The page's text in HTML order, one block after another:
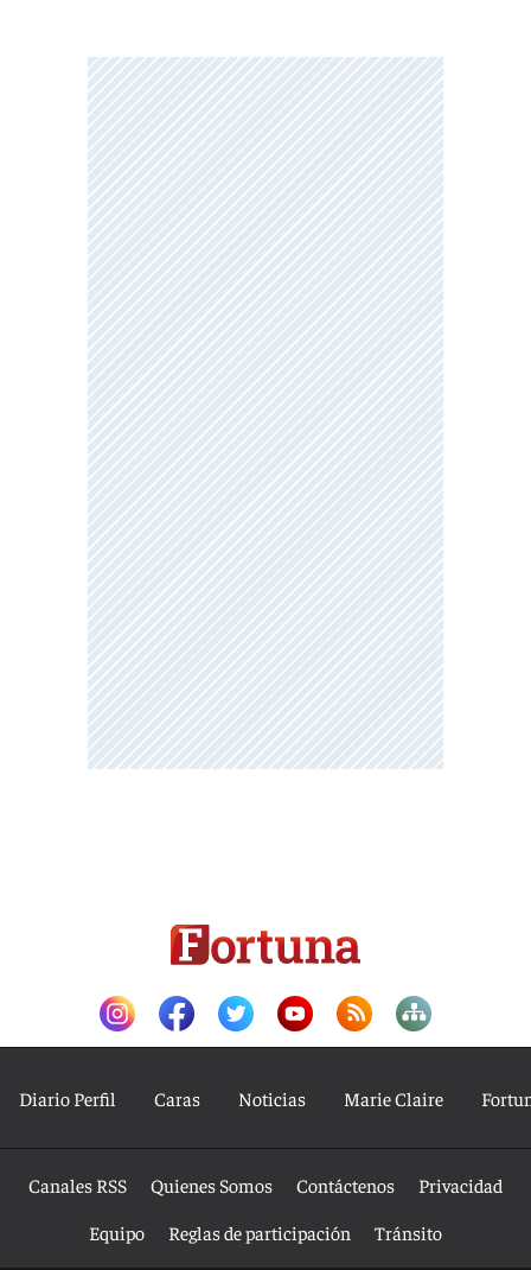
Diario Perfil Caras Noticias Marie Claire
Canales RSS Quienes Somos Contáctenos
Privacidad
Equipo
Reglas de participación Tránsito